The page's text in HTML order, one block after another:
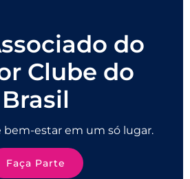
do
Clube do
Brasil
bem-estar em um só lugar.
Faça Parte